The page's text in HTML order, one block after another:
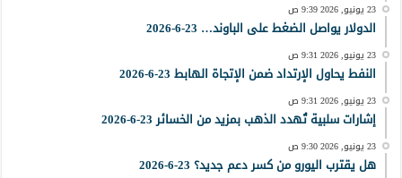
23 يونيو, 2026 9:39 ص
الدولار يواصل الضغط على الباوند… 23-6-2026
23 يونيو, 2026 9:31 ص
النفط يحاول الإرتداد ضمن الإتجاة الهابط 23-6-2026
23 يونيو, 2026 9:31 ص
إشارات سلبية تُهدد الذهب بمزيد من الخسائر 23-6-2026
23 يونيو, 2026 9:30 ص
هل يقترب اليورو من كسر دعم جديد؟ 23-6-2026